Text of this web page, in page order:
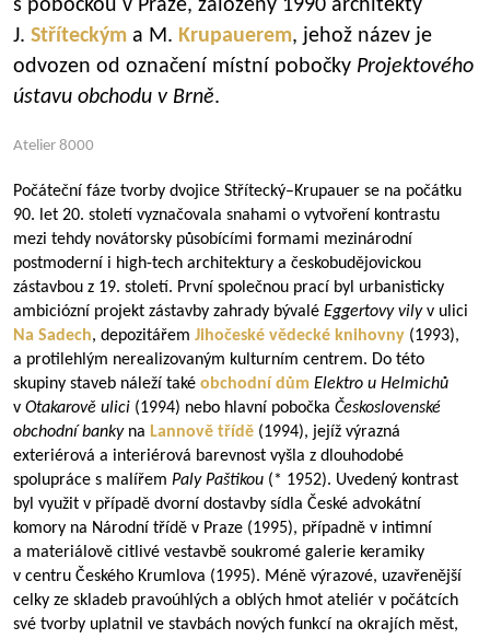
s pobočkou v Praze, založený 1990 architekty
J. Stříteckým a M. Krupauerem, jehož název je
odvozen od označení místní pobočky Projektového
ústavu obchodu v Brně.
Atelier 8000
Počáteční fáze tvorby dvojice Střítecký–Krupauer se na počátku
90. let 20. století vyznačovala snahami o vytvoření kontrastu
mezi tehdy novátorsky působícími formami mezinárodní
postmoderní i high-tech architektury a českobudějovickou
zástavbou z 19. století. První společnou prací byl urbanisticky
ambiciózní projekt zástavby zahrady bývalé Eggertovy vilyv ulici
Na Sadech, depozitářem Jihočeské vědecké knihovny (1993),
a protilehlým nerealizovaným kulturním centrem. Do této
skupiny staveb náleží také obchodní dům Elektro u Helmichů
v Otakarově ulici (1994) nebo hlavní pobočka Československé
obchodní bankyna Lannově třídě (1994), jejíž výrazná
exteriérová a interiérová barevnost vyšla z dlouhodobé
spolupráce s malířem Paly Paštikou (* 1952). Uvedený kontrast
byl využit v případě dvorní dostavby sídla České advokátní
komory na Národní třídě v Praze (1995), případně v intimní
a materiálově citlivé vestavbě soukromé galerie keramiky
v centru Českého Krumlova (1995). Méně výrazové, uzavřenější
celky ze skladeb pravoúhlých a oblých hmot ateliér v počátcích
své tvorby uplatnil ve stavbách nových funkcí na okrajích měst,